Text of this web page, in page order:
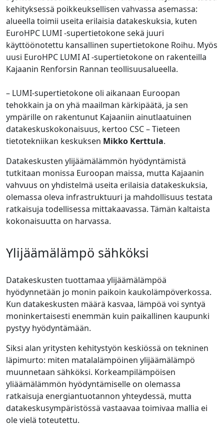
kehityksessä poikkeuksellisen vahvassa asemassa:
alueella toimii useita erilaisia datakeskuksia, kuten
EuroHPC LUMI -supertietokone sekä juuri
käyttöönotettu kansallinen supertietokone Roihu. Myös
uusi EuroHPC LUMI AI -supertietokone on rakenteilla
Kajaanin Renforsin Rannan teollisuusalueella.
– LUMI-supertietokone oli aikanaan Euroopan
tehokkain ja on yhä maailman kärkipäätä, ja sen
ympärille on rakentunut Kajaaniin ainutlaatuinen
datakeskuskokonaisuus, kertoo CSC – Tieteen
tietotekniikan keskuksen Mikko Kerttula.
Datakeskusten ylijäämälämmön hyödyntämistä
tutkitaan monissa Euroopan maissa, mutta Kajaanin
vahvuus on yhdistelmä useita erilaisia datakeskuksia,
olemassa oleva infrastruktuuri ja mahdollisuus testata
ratkaisuja todellisessa mittakaavassa. Tämän kaltaista
kokonaisuutta on harvassa.
Ylijäämälämpö sähköksi
Datakeskusten tuottamaa ylijäämälämpöä
hyödynnetään jo monin paikoin kaukolämpöverkossa.
Kun datakeskusten määrä kasvaa, lämpöä voi syntyä
moninkertaisesti enemmän kuin paikallinen kaupunki
pystyy hyödyntämään.
Siksi alan yritysten kehitystyön keskiössä on tekninen
läpimurto: miten matalalämpöinen ylijäämälämpö
muunnetaan sähköksi. Korkeampilämpöisen
yliäämälämmön hyödyntämiselle on olemassa
ratkaisuja energiantuotannon yhteydessä, mutta
datakeskusympäristössä vastaavaa toimivaa mallia ei
ole vielä toteutettu.